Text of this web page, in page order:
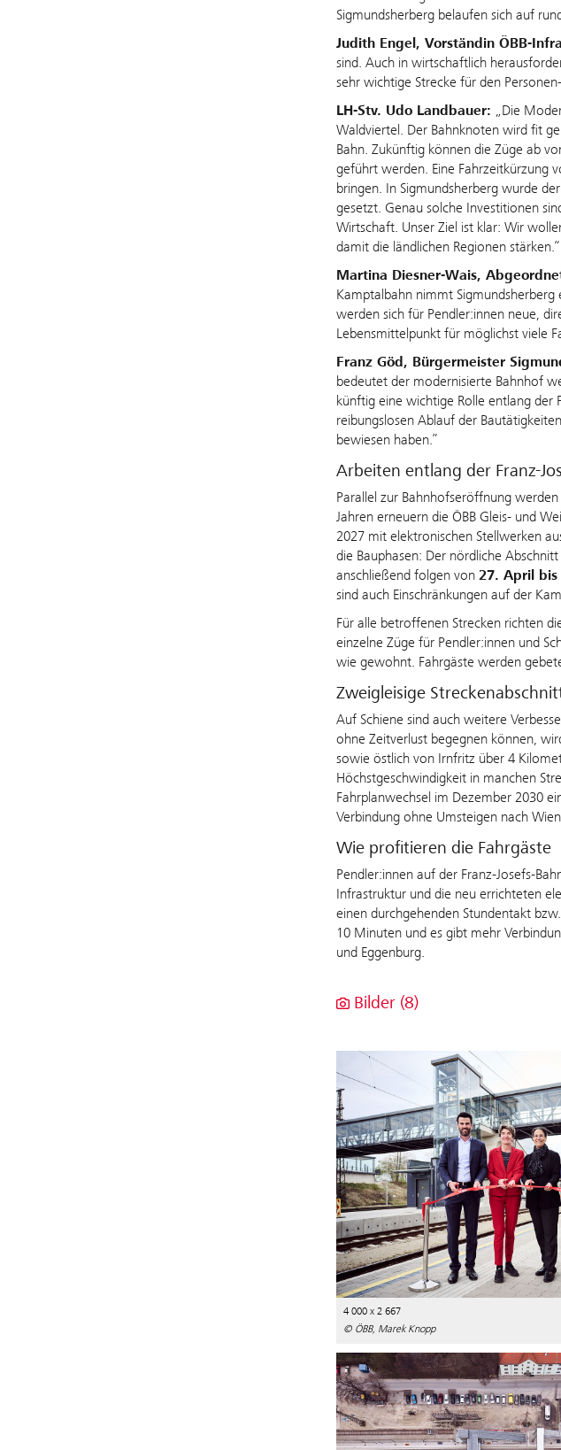
Sigmundsherberg belaufen sich auf
Judith Engel, Vorständin ÖBB-
sind. Auch in wirtschaftlich
sehr wichtige Strecke für den
LH-Stv. Udo Landbauer: „Die
Waldviertel. Der Bahnknoten wird fit
Bahn. Zukünftig können die Züge ab
geführt werden. Eine Fahrzeitkürzung
bringen. In Sigmundsherberg wurde
gesetzt. Genau solche Investitionen
Wirtschaft. Unser Ziel ist klar: Wir
damit die ländlichen Regionen stärken.“
Martina Diesner-Wais,
Kamptalbahn nimmt
werden sich für Pendler:innen neue,
Lebensmittelpunkt für möglichst viele
Franz Göd, Bürgermeister
bedeutet der modernisierte Bahnhof
künftig eine wichtige Rolle entlang der
reibungslosen Ablauf der
bewiesen haben.”
Arbeiten entlang der Franz-
Parallel zur Bahnhofseröffnung
Jahren erneuern die ÖBB Gleis- und
2027 mit elektronischen Stellwerken
die Bauphasen: Der nördliche Abschnitt
anschließend folgen von 27. April bis
sind auch Einschränkungen auf der
Für alle betroffenen Strecken richten
einzelne Züge für Pendler:innen und
wie gewohnt. Fahrgäste werden
Zweigleisige
Auf Schiene sind auch weitere
ohne Zeitverlust begegnen können,
sowie östlich von Irnfritz über 4
Höchstgeschwindigkeit in manchen
Fahrplanwechsel im Dezember 2030
Verbindung ohne Umsteigen nach
Wie profitieren die Fahrgäste
Pendler:innen auf der Franz-Josefs-
Infrastruktur und die neu errichteten
einen durchgehenden Stundentakt
10 Minuten und es gibt mehr
und Eggenburg.
Bilder (8)
4 000 x 2 667
© ÖBB, Marek Knopp